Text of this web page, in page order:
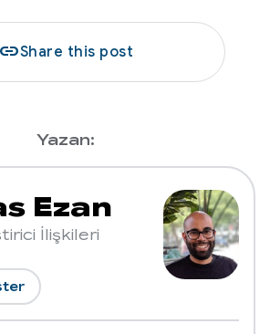
linkShare this post
Yazan:
Ezan
İlişkileri